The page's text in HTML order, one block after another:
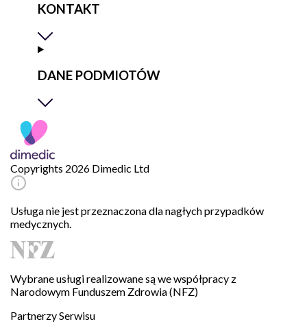
KONTAKT
DANE PODMIOTÓW
Copyrights 2026 Dimedic Ltd
Usługa nie jest przeznaczona dla nagłych przypadków
medycznych.
Wybrane usługi realizowane są we współpracy z
Narodowym Funduszem Zdrowia (NFZ)
Partnerzy Serwisu